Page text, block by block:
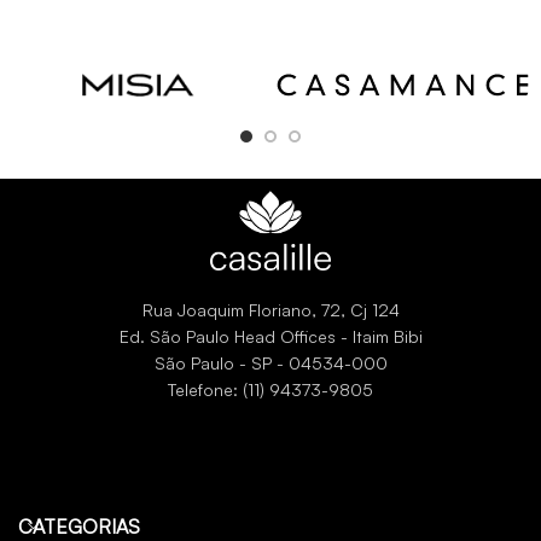
Rua Joaquim Floriano, 72, Cj 124
Ed. São Paulo Head Offices - Itaim Bibi
São Paulo - SP - 04534-000
Telefone: (11) 94373-9805
CATEGORIAS